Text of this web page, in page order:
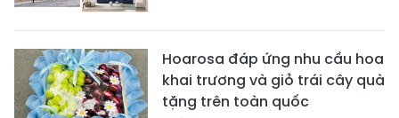
Hoarosa đáp ứng nhu cầu hoa
khai trương và giỏ trái cây quà
tặng trên toàn quốc